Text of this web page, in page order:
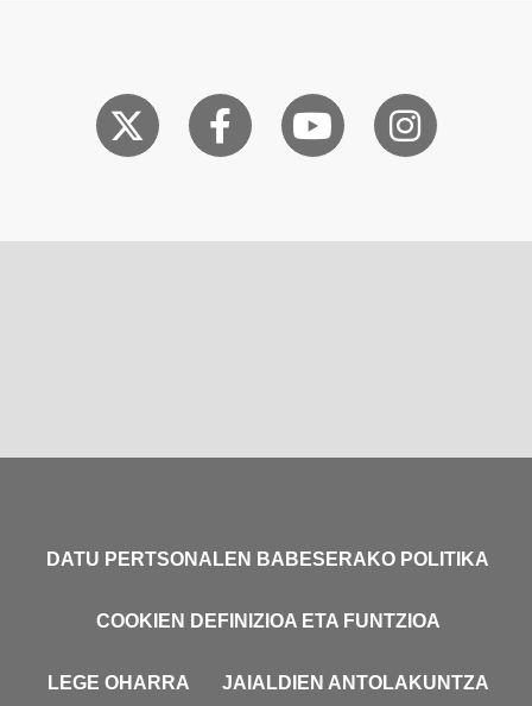
DATU PERTSONALEN BABESERAKO POLITIKA
COOKIEN DEFINIZIOA ETA FUNTZIOA
LEGE OHARRA JAIALDIEN ANTOLAKUNTZA